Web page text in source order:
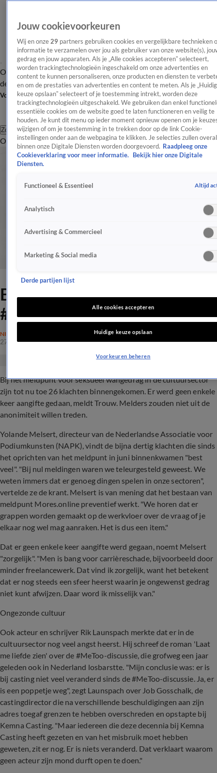
OverzichtAfleveringen Entertainment TV Algemeen
Tip
de redactieNieuwsbrief
Volg Shownieuws
Zoeken
OverzichtEntertainmentSpraakmakendRealityCrimeVideo's
Bijna dertig meldingen bij
#MeToo-meldpunt
NIEUWS
27 okt 2018, 14:09
Bij het meldpunt voor seksueel wangedrag in de cultuursector
zijn tot nu toe 26 klachten binnengekomen. Er werd geen enkele
keer aangifte gedaan, meldt Trouw. Melders zouden niet uit de
anonimiteit willen treden.
Yolande Melsert, directeur van de Nederlandse Associatie voor
Podiumkunsten (NAPK), vindt de bijna dertig klachten die sinds
het oprichten van het meldpunt in juni binnenkwamen "best
veel". "Bij nul meldingen waren we teleurgesteld geweest. We
weten immers dat er genoeg dingen spelen in onze sectoren",
vertelde ze de krant. Melsert is van mening dat het bestaan van
meldpunt Mores.online preventief werkt. "We horen dat er
grappen worden gemaakt op de werkvloer over de vraag of je
elkaar nog wel mag aanraken. Het is dus een item."
Dat er geen enkele keer aangifte werd gegaan, noemt Melsert
"zorgelijk". "Men is bang voor carrièreschade, bijvoorbeeld door
minder freelancewerk. Dat vind ik zorgelijk, want het betekent
dat er nog steeds een sfeer heerst waarin je ongewenst gedrag
niet kunt afwijzen. Daar word ik misselijk van."
Ongezonde cultuur
Ook acteur en schrijver Rik Launspach merkte dat er in de
cultuursector nog veel angst heerst. Hij schreef de roman 'Laat
me liefde zien' over de #MeToo-discussie, die grofweg een jaar
geleden ook in Nederland losbarstte. "Mijn conclusie was: er is
bij casting niet veel veranderd sinds de #MeToo-discussie. Ja, er
is een poppetje weg", zegt Launspach over Job Gosschalk, de
castingdirector die na verschillende beschuldigingen aan zijn
adres toegaf grenzen te hebben overschreden en opstapte bij
Kemna Casting. "Maar iedereen die deze decennia bij Kemna
Casting heeft gezeten en van het misbruik moet hebben
geweten, zit er nog. Er is niets veranderd. Dat verklaart waarom
geen acteur zijn mond durft open te doen."
Jouw cookievoorkeuren
Wij en onze 29 partners gebruiken cookies en vergelijkbare technieken
informatie te verzamelen over jou als gebruiker van onze website(s),
gedrag en jouw apparaten. Als je „Alle cookies accepteren” selecteert,
worden trackingtechnologieën ingeschakeld om onze advertenties en
content te kunnen personaliseren, onze producten en diensten te
en om de prestaties van advertenties en content te meten. Als je
keuze opslaan” selecteert of je toestemming intrekt, worden deze
trackingtechnologieën uitgeschakeld. We gebruiken dan enkel
essentiële cookies om de website goed te laten functioneren en veilig te
houden. Je kunt dit menu op ieder moment opnieuw openen om je
wijzigen of om je toestemming in te trekken door op de link Cookie-
instellingen onder aan de webpagina te klikken. Je selecties zullen overal
binnen onze Digitale Diensten worden doorgevoerd. Raadpleeg onze
Cookieverklaring voor meer informatie.
Bekijk hier onze Digitale
Diensten.
Functioneel & Essentieel Altijd
Analytisch
Advertising & Commercieel
Marketing & Social media
Derde partijen lijst
Alle cookies accepteren
Huidige keuze opslaan
Voorkeuren beheren